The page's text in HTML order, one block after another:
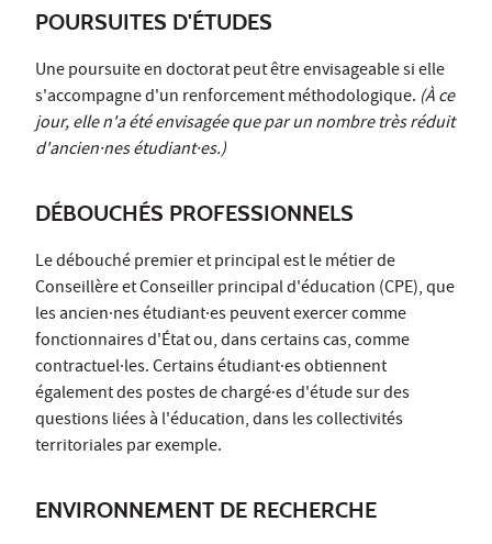
POURSUITES D'ÉTUDES
Une poursuite en doctorat peut être envisageable si elle
s'accompagne d'un renforcement méthodologique. (À ce
jour, elle n'a été envisagée que par un nombre très réduit
d'ancien·nes étudiant·es.)
DÉBOUCHÉS PROFESSIONNELS
Le débouché premier et principal est le métier de
Conseillère et Conseiller principal d'éducation (CPE), que
les ancien·nes étudiant·es peuvent exercer comme
fonctionnaires d'État ou, dans certains cas, comme
contractuel·les. Certains étudiant·es obtiennent
également des postes de chargé·es d'étude sur des
questions liées à l'éducation, dans les collectivités
territoriales par exemple.
ENVIRONNEMENT DE RECHERCHE